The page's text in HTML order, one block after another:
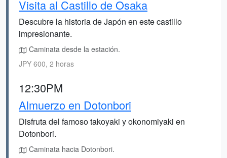
Visita al Castillo de Osaka
Descubre la historia de Japón en este castillo
impresionante.
Caminata desde la estación.
JPY 600, 2 horas
12:30PM
Almuerzo en Dotonbori
Disfruta del famoso takoyaki y okonomiyaki en
Dotonbori.
Caminata hacia Dotonbori.